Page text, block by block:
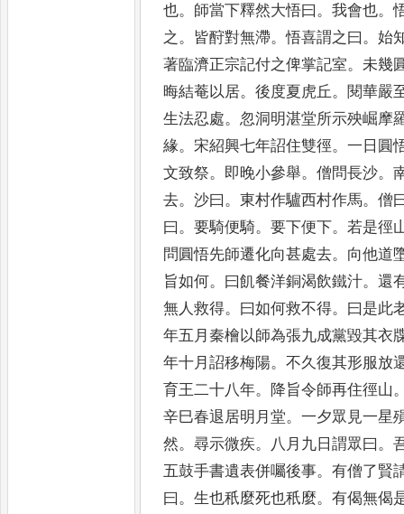
也。 師當下釋然大悟曰。我會也。
之。 皆酧對無滯。悟喜謂之曰。始
著臨濟正宗記付之俾掌記室。未幾
晦結菴以居。後度夏虎 丘。 閱華嚴
生法忍處。忽洞明湛堂所示殃崛摩
緣。宋紹興七年詔住雙徑。一日圓
文致祭。 即晚小參舉。僧問長沙。
去。沙曰。東村作驢西村作馬。僧
曰。要騎便騎。要下便下。若是徑
問圓悟先師遷化向甚處去。 向他道
旨如何。 曰飢餐洋銅渴飲鐵汁。還
無人救得。 曰如何救不得。 曰是此
年五月秦檜以師為張九成黨毀其衣
年十月詔移梅陽。不久復其形服放
育王二十八年。 降旨令師再住徑山
辛巳春退居明月堂。一夕眾見一星
然。尋示微疾。 八月九日謂眾曰。
五鼓手書遺表併囑後事。有僧了賢
曰。生也秖麼死也秖麼。有偈無偈